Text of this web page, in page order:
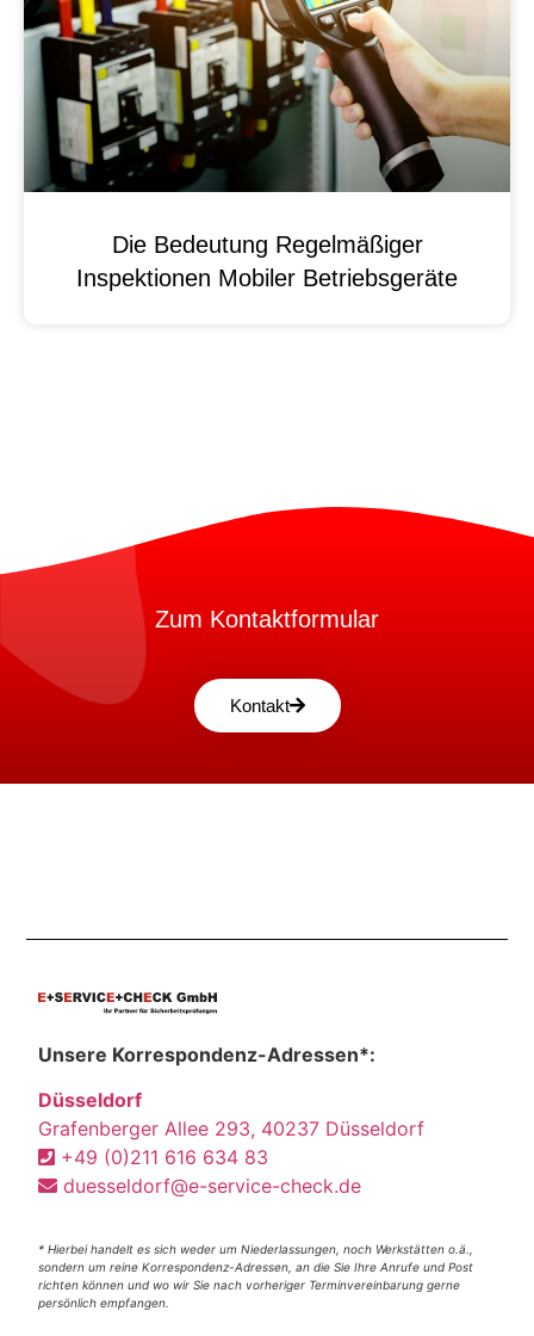
Die Bedeutung Regelmäßiger
Inspektionen Mobiler Betriebsgeräte
Zum Kontaktformular
Kontakt
Unsere Korrespondenz-Adressen*:
Düsseldorf
Grafenberger Allee 293, 40237 Düsseldorf
+49 (0)211 616 634 83
duesseldorf@e-service-check.de
* Hierbei handelt es sich weder um Niederlassungen, noch Werkstätten o.ä.,
sondern um reine Korrespondenz-Adressen, an die Sie Ihre Anrufe und Post
richten können und wo wir Sie nach vorheriger Terminvereinbarung gerne
persönlich empfangen.